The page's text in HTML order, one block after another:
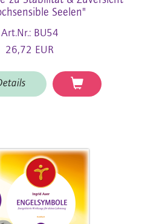
Seelen"
Art.Nr.: BU54
26,72 EUR